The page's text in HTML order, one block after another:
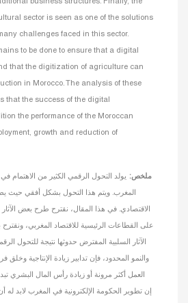
sector is seen as one of the solutions
challenges faced in this sector.
to be done to ensure that a digital
that the digitization of agriculture can
in Morocco. The analysis of these
that the success of the digital
the performance of the Moroccan
growth and reduction of
ملخص: يولد التحول الرقمي الكثير من الاهتمام
المغرب. ويتم هذا التحول بشكل أفقي حيث
الاقتصادي. في هذا المقال، نقترح طرح بعض الآثار
على القطاعات الرئيسية للاقتصاد المغربي،
الآثار السلبية المفترض حدوثها نتيجة للتحول
والنمو المحدود، فإن تدابير زيادة الإنتاجية
العمل أكثر مرونة أو زيادة رأس المال البشري
إن تطوير الحكومة الإلكترونية في المغرب لابد